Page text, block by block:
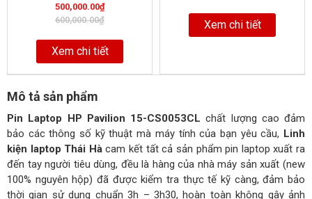
0
out
of
600,000.00₫
500,000.00₫
Xem chi tiết
of
Xem chi tiết
Mô tả sản phẩm
Pin Laptop HP Pavilion 15-CS0053CL chất lượng cao đảm
bảo các thông số kỹ thuật mà máy tính của bạn yêu cầu, Linh
kiện laptop Thái Hàcam kết tất cả sản phẩm pin laptop xuất ra
đến tay người tiêu dùng, đều là hàng của nhà máy sản xuất (new
100% nguyên hộp) đã được kiểm tra thực tế kỹ càng, đảm bảo
thời gian sử dụng chuẩn 3h – 3h30, hoàn toàn không gây ảnh